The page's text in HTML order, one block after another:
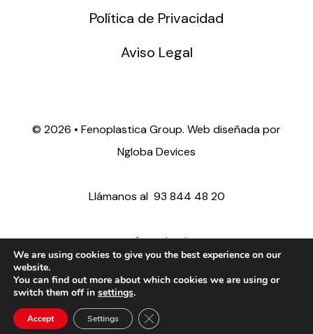
Política de Privacidad
Aviso Legal
© 2026 • Fenoplastica Group. Web diseñada por
Ngloba Devices
Llámanos al 93 844 48 20
ventas@fenoplastica.com
export@fenoplastica.com
We are using cookies to give you the best experience on our
website.
You can find out more about which cookies we are using or
switch them off in settings.
Accept Settings Close GDPR Cookie Banner